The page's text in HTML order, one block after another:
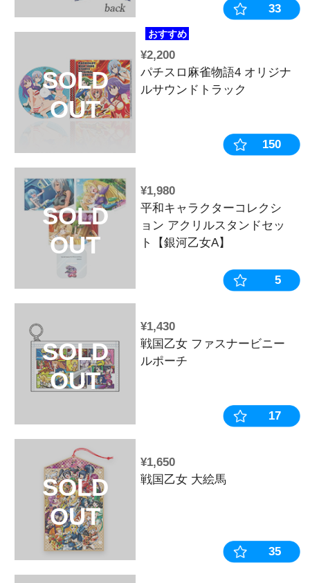
SOLD
OUT
2023年 戦国
SOLD
OUT
戦国乙女 マ
ゅいんアタッ
OUT
原 オリジナ
¥3,300